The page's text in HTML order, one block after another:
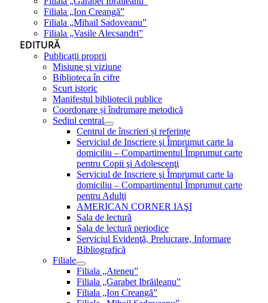
Filiala „Ion Creangă”
Filiala „Mihail Sadoveanu”
Filiala „Vasile Alecsandri”
EDITURĂ
Publicații proprii
Misiune şi viziune
Biblioteca în cifre
Scurt istoric
Manifestul bibliotecii publice
Coordonare și îndrumare metodică
Sediul central
Centrul de înscrieri și referințe
Serviciul de Inscriere şi Împrumut carte la
domiciliu – Compartimentul Împrumut carte
pentru Copii şi Adolescenţi
Serviciul de Inscriere şi Împrumut carte la
domiciliu – Compartimentul Împrumut carte
pentru Adulţi
AMERICAN CORNER IAŞI
Sala de lectură
Sala de lectură periodice
Serviciul Evidenţă, Prelucrare, Informare
Bibliografică
Filiale
Filiala „Ateneu”
Filiala „Garabet Ibrăileanu”
Filiala „Ion Creangă”